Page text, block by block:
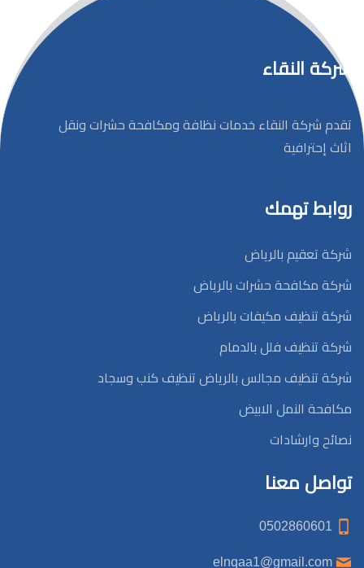
شركة النقاء
تقدم شركة النقاء خدمات نظافة ومكافحة حشرات ونقل
اثاث إحترافية
روابط تهمك
شركة تعقيم بالرياض
شركة مكافحة حشرات بالرياض
شركة تنظيف مكيفات بالرياض
شركة تنظيف فلل بالدمام
شركة تنظيف مجالس بالرياض تنظيف كنب وسجاد
مكافحة النمل الابيض
نصائح وارشادات
تواصل معنا